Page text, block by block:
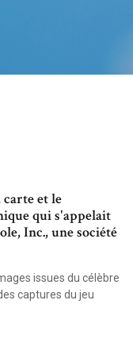
et le
qui s'appelait
Inc., une société
issues du célèbre
captures du jeu